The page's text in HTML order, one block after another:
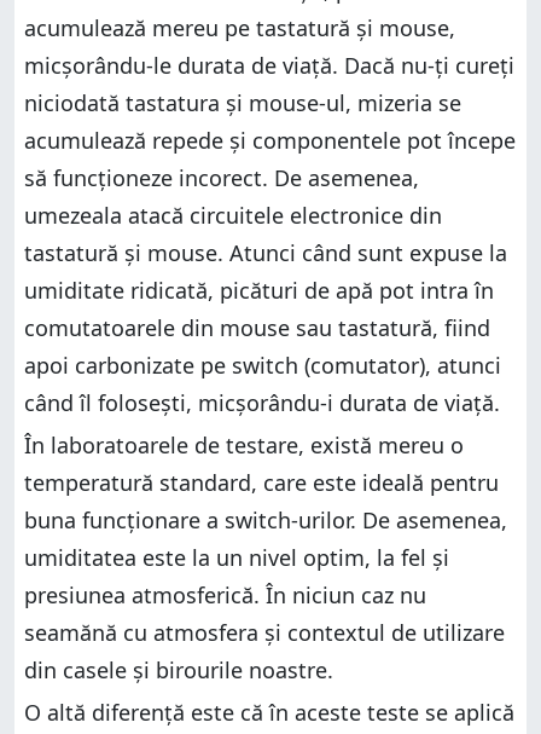
acumulează mereu pe tastatură și mouse,
micșorându-le durata de viață. Dacă nu-ți cureți
niciodată tastatura și mouse-ul, mizeria se
acumulează repede și componentele pot începe
să funcționeze incorect. De asemenea,
umezeala atacă circuitele electronice din
tastatură și mouse. Atunci când sunt expuse la
umiditate ridicată, picături de apă pot intra în
comutatoarele din mouse sau tastatură, fiind
apoi carbonizate pe switch (comutator), atunci
când îl folosești, micșorându-i durata de viață.
În laboratoarele de testare, există mereu o
temperatură standard, care este ideală pentru
buna funcționare a switch-urilor. De asemenea,
umiditatea este la un nivel optim, la fel și
presiunea atmosferică. În niciun caz nu
seamănă cu atmosfera și contextul de utilizare
din casele și birourile noastre.
O altă diferență este că în aceste teste se aplică